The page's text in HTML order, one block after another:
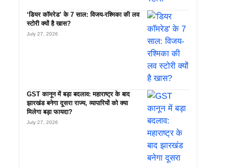
‘डियर कॉमरेड’ के 7 साल: विजय-रश्मिका की लव
स्टोरी क्यों है खास?
July 27, 2026
GST कानून में बड़ा बदलाव: महाराष्ट्र के बाद
झारखंड बनेगा दूसरा राज्य, व्यापारियों को क्या
मिलेगा बड़ा फायदा?
July 27, 2026